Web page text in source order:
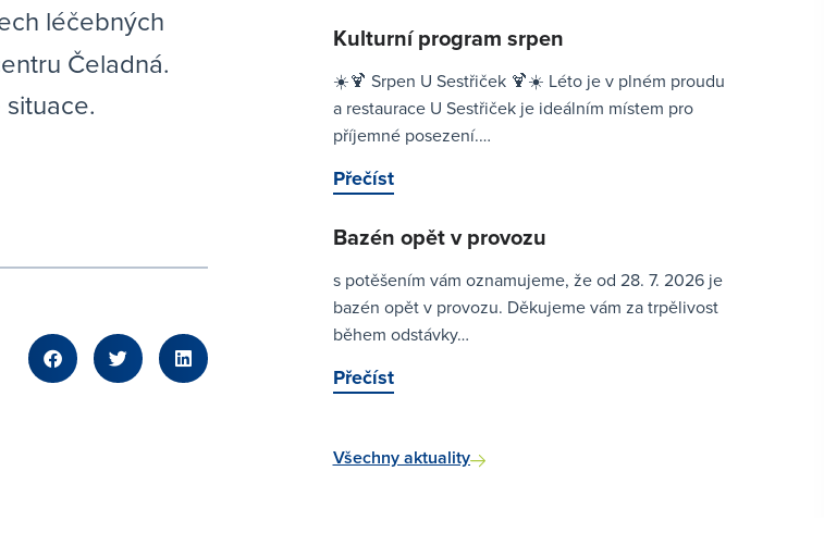
léčebných
Čeladná.
Kulturní program srpen
☀️🍹 Srpen U Sestřiček 🍹☀️ Léto je v plném proudu
a restaurace U Sestřiček je ideálním místem pro
příjemné posezení.…
Přečíst
Bazén opět v provozu
s potěšením vám oznamujeme, že od 28. 7. 2026 je
bazén opět v provozu. Děkujeme vám za trpělivost
během odstávky…
Přečíst
Všechny aktuality